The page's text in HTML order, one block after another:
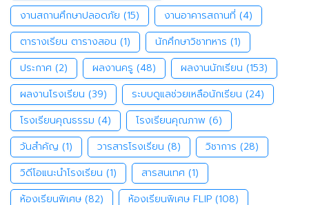
งานสถานศึกษาปลอดภัย (15) งานอาคารสถานที่ (4)
ตารางเรียน ตารางสอน (1) นักศึกษาวิชาทหาร (1)
ประกาศ (2) ผลงานครู (48) ผลงานนักเรียน (153)
ผลงานโรงเรียน (39) ระบบดูแลช่วยเหลือนักเรียน (24)
โรงเรียนคุณธรรม (4) โรงเรียนคุณภาพ (6)
วันสำคัญ (1) วารสารโรงเรียน (8) วิชาการ (28)
วิดีโอแนะนำโรงเรียน (1) สารสนเทศ (1)
ห้องเรียนพิเศษ (82) ห้องเรียนพิเศษ FLIP (108)